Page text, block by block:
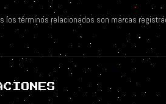
los términos relacionados son marcas